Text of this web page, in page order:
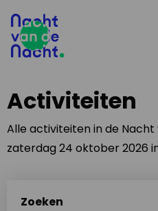
Activiteiten
Alle activiteiten in de
zaterdag 24 oktober 2026
Zoeken